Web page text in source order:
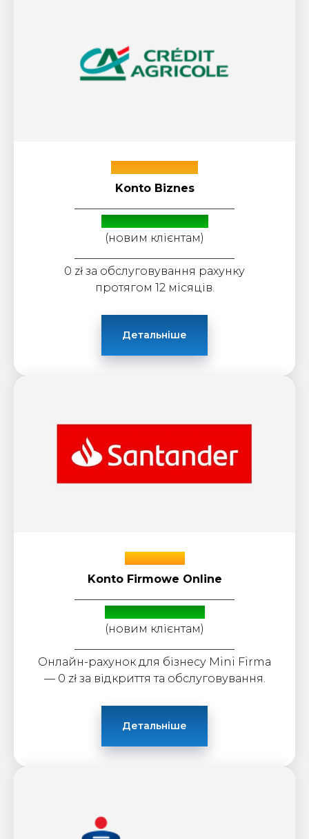
Konto Biznes
Бонус: до 2000 zł
(новим клієнтам)
0 zł за обслуговування рахунку
протягом 12 місяців.
Детальніше
Santander
Konto Firmowe Online
Бонус: до 800 zł
(новим клієнтам)
Онлайн-рахунок для бізнесу Mini Firma
— 0 zł за відкриття та обслуговування.
Детальніше